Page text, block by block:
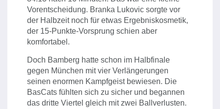
Vorentscheidung. Branka Lukovic sorgte vor
der Halbzeit noch für etwas Ergebniskosmetik,
der 15-Punkte-Vorsprung schien aber
komfortabel.
Doch Bamberg hatte schon im Halbfinale
gegen München mit vier Verlängerungen
seinen enormen Kampfgeist bewiesen. Die
BasCats fühlten sich zu sicher und begannen
das dritte Viertel gleich mit zwei Ballverlusten.